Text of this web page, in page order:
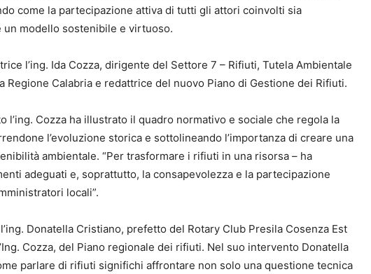
come la partecipazione attiva di tutti gli attori coinvolti sia
modello sostenibile e virtuoso.
l’ing. Ida Cozza, dirigente del Settore 7 – Rifiuti, Tutela Ambientale
Regione Calabria e redattrice del nuovo Piano di Gestione dei Rifiuti.
l’ing. Cozza ha illustrato il quadro normativo e sociale che regola la
l’evoluzione storica e sottolineando l’importanza di creare una
ambientale. “Per trasformare i rifiuti in una risorsa – ha
adeguati e, soprattutto, la consapevolezza e la partecipazione
locali”.
Donatella Cristiano, prefetto del Rotary Club Presila Cosenza Est
Cozza, del Piano regionale dei rifiuti. Nel suo intervento Donatella
parlare di rifiuti significhi affrontare non solo una questione tecnica